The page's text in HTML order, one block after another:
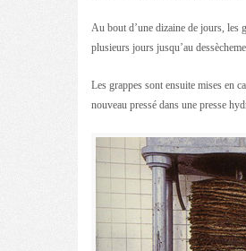
Au bout d’une dizaine de jours, les
plusieurs jours jusqu’au
Les grappes sont ensuite mises en
nouveau pressé dans une presse